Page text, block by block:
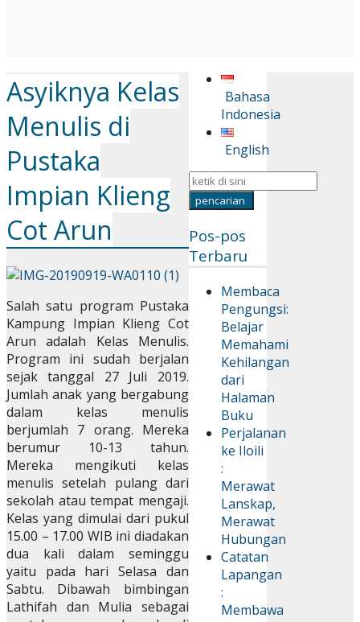
Bahasa
Indonesia
English
Pos-pos
Terbaru
Membaca
Pengungsi:
Belajar
Memahami
Kehilangan
dari
Halaman
Buku
Perjalanan
ke Iloili
:
Merawat
Lanskap,
Merawat
Hubungan
Catatan
Lapangan
:
Membawa
Asyiknya Kelas
Menulis di
Pustaka
Impian Klieng
Cot Arun
Salah satu program Pustaka
Kampung Impian Klieng Cot
Arun adalah Kelas Menulis.
Program ini sudah berjalan
sejak tanggal 27 Juli 2019.
Jumlah anak yang bergabung
dalam kelas menulis
berjumlah 7 orang. Mereka
berumur 10-13 tahun.
Mereka mengikuti kelas
menulis setelah pulang dari
sekolah atau tempat mengaji.
Kelas yang dimulai dari pukul
15.00 – 17.00 WIB ini diadakan
dua kali dalam seminggu
yaitu pada hari Selasa dan
Sabtu. Dibawah bimbingan
Lathifah dan Mulia sebagai